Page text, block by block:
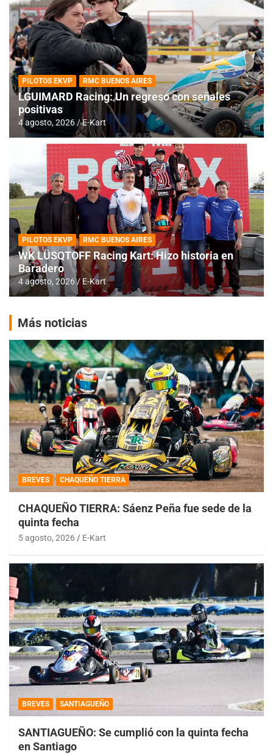
PILOTOS EKVP RMC BUENOS AIRES
LGUIMARD Racing: Un regreso con señales
positivas
4 agosto, 2026 E-Kart
PILOTOS EKVP RMC BUENOS AIRES
WK LÜSQTOFF Racing Kart: Hizo historia en
Baradero
4 agosto, 2026 E-Kart
Más noticias
BREVES CHAQUEÑO TIERRA
CHAQUEÑO TIERRA: Sáenz Peña fue sede de la
quinta fecha
5 agosto, 2026 E-Kart
BREVES SANTIAGUEÑO
SANTIAGUEÑO: Se cumplió con la quinta fecha
en Santiago